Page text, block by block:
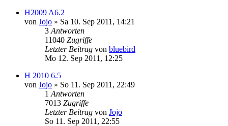
H2009 A6.2
von Jojo » Sa 10. Sep 2011, 14:21
3 Antworten
11040 Zugriffe
Letzter Beitrag von bluebird
Mo 12. Sep 2011, 12:25
H 2010 6.5
von Jojo » So 11. Sep 2011, 22:49
1 Antworten
7013 Zugriffe
Letzter Beitrag von Jojo
So 11. Sep 2011, 22:55